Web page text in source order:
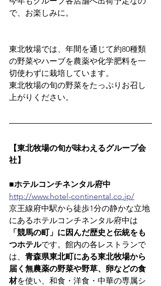
で、お楽しみに。
東北牧場では、年間を通じて約80種類
の野菜やハーブを農薬や化学肥料を一
切使わずに栽培しています。
東北牧場の旬の野菜をたっぷりお召し
上がりください。
【東北牧場の旬が味わえるグループ会
社】
■ホテルコンチネンタル府中
http://www.hotel-continental.co.jp/
京王線府中駅から徒歩1分の静かな立地
にあるホテルコンチネンタル府中は
「競馬の町」に因んだ歴史と伝統をも
つホテルです。館内の各レストランで
は、 青森県東北町にある東北牧場から
届く無農薬の野菜や野草、卵などの食
材を使い、和食・洋食・中華の専属シ